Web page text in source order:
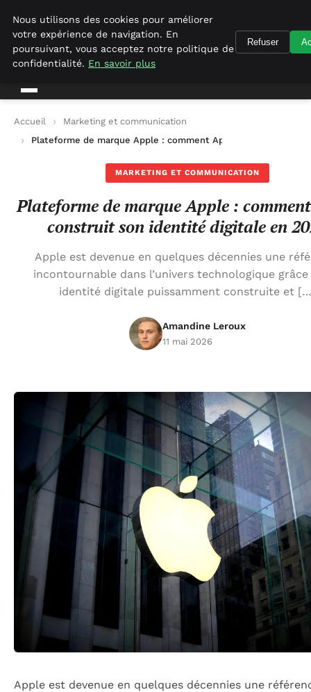
Geekgumbo
Accueil
Marketing et communication
Plateforme de marque Apple : comment Apple construit son
MARKETING ET COMMUNICATION
Plateforme de marque Apple :
construit son identité digitale en
Apple est devenue en quelques décennies une
incontournable dans l’univers technologique grâce
identité digitale puissamment construite et
Amandine Leroux
11 mai 2026
Apple est devenue en quelques décennies une
Nous utilisons des cookies pour améliorer
votre expérience de navigation. En
poursuivant, vous acceptez notre politique de
confidentialité. En savoir plus
Refuser